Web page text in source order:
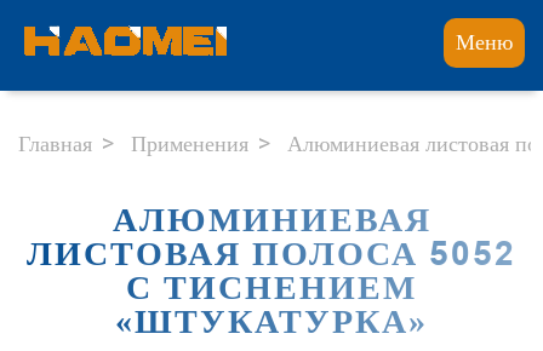
Меню
Главная Применения Алюминиевая листовая
АЛЮМИНИЕВАЯ
ЛИСТОВАЯ ПОЛОСА 5052
С ТИСНЕНИЕМ
«ШТУКАТУРКА»